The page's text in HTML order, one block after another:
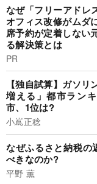
なぜ「フリーアドレ
オフィス改修がムダ
席予約が定着しない
る解決策とは
PR
【独自試算】ガソ
増える」都市ラン
市、1位は?
小嶌正稔
なぜふるさと納税の
べきなのか?
平野 薫